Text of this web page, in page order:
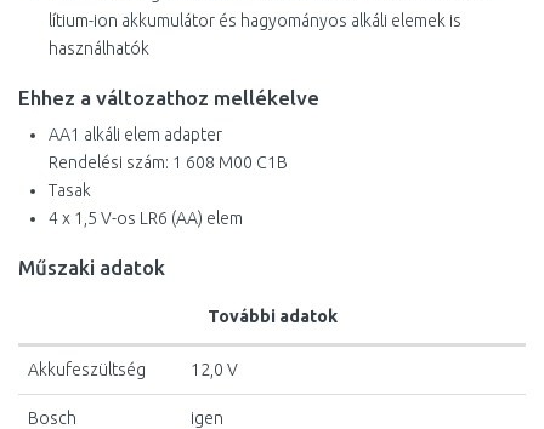
lítium-ion akkumulátor és hagyományos alkáli elemek is
használhatók
Ehhez a változathoz mellékelve
AA1 alkáli elem adapter
Rendelési szám: 1 608 M00 C1B
Tasak
4 x 1,5 V-os LR6 (AA) elem
Műszaki adatok
További adatok
Akkufeszültség 12,0 V
Bosch
igen